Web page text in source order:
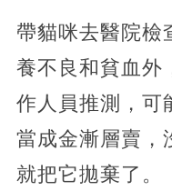
帶貓咪去醫院檢
養不良和貧血外
作人員推測，可
當成金漸層賣，
就把它拋棄了。